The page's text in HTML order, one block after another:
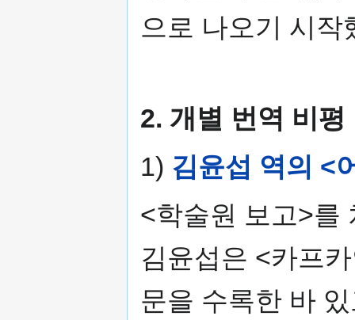
으로 나오기 시작
2. 개별 번역 비평
1) 김윤섭 역의 <
<학술원 보고>를
김윤섭은 <카프
문을 수록한 바